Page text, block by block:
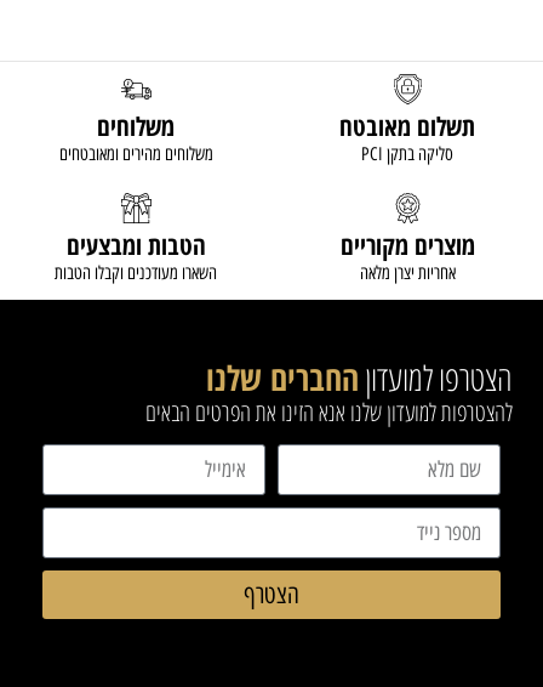
תשלום מאובטח
סליקה בתקן PCI
משלוחים
משלוחים מהירים ומאובטחים
מוצרים מקוריים
אחריות יצרן מלאה
הטבות ומבצעים
השארו מעודכנים וקבלו הטבות
הצטרפו למועדוןהחברים שלנו
להצטרפות למועדון שלנו אנא הזינו את הפרטים הבאים
הצטרף